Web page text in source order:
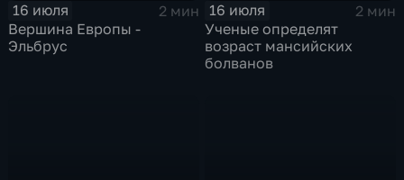
16 июля
2 мин
Вершина Европы -
Эльбрус
16 июля
2 мин
Ученые определят
возраст мансийских
болванов